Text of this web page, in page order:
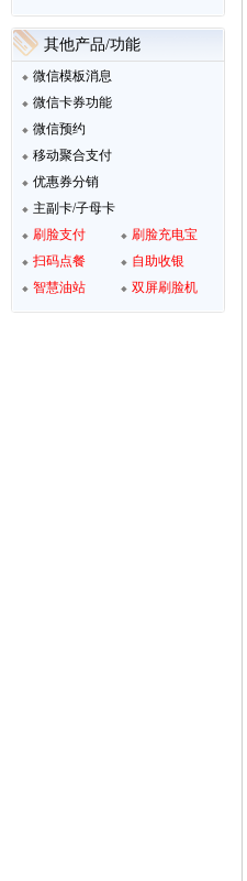
其他产品/功能
微信模板消息
微信卡券功能
微信预约
移动聚合支付
优惠券分销
主副卡/子母卡
刷脸支付
扫码点餐
智慧油站
刷脸充电宝
自助收银
双屏刷脸机